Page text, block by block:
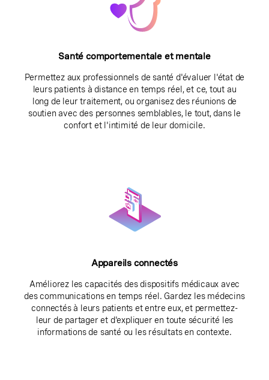
Santé comportementale et mentale
Permettez aux professionnels de santé d'évaluer l'état de
leurs patients à distance en temps réel, et ce, tout au
long de leur traitement, ou organisez des réunions de
soutien avec des personnes semblables, le tout, dans le
confort et l'intimité de leur domicile.
Appareils connectés
Améliorez les capacités des dispositifs médicaux avec
des communications en temps réel. Gardez les médecins
connectés à leurs patients et entre eux, et permettez-
leur de partager et d'expliquer en toute sécurité les
informations de santé ou les résultats en contexte.